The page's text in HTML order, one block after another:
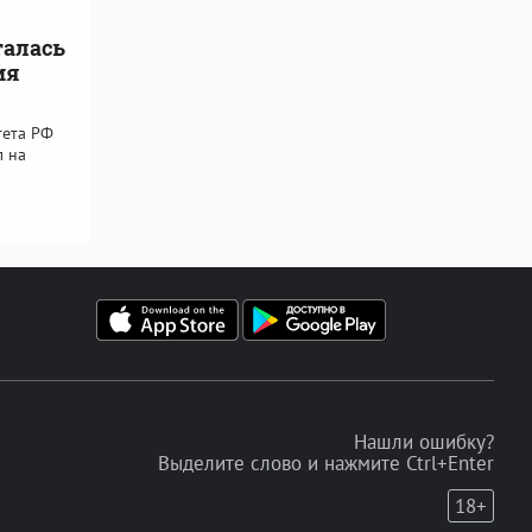
РФ
на
Нашли ошибку?
Выделите слово и нажмите Ctrl+Enter
18+